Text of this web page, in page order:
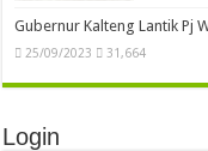
Gubernur Kalteng Lantik Pj
25/09/2023 31,664
Login